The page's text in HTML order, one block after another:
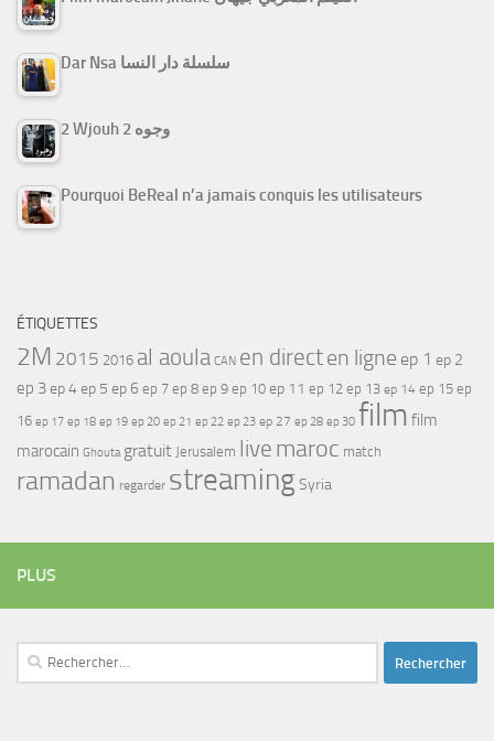
Dar Nsa سلسلة دار النسا
2 Wjouh 2 وجوه
Pourquoi BeReal n’a jamais conquis les utilisateurs
ÉTIQUETTES
2M 2015 2016 al aoula CAN en directen ligne ep 1 ep 2
ep 3ep 4ep 5 ep 6 ep 7 ep 8 ep 9 ep 10 ep 11 ep 12 ep 13 ep 14 ep 15 ep
16 ep 17 ep 18 ep 19 ep 20 ep 21 ep 22 ep 23 ep 27 ep 28 ep 30 film film
marocain Ghouta gratuit Jerusalem live maroc match
ramadan regarder streamingSyria
PLUS
Rechercher :